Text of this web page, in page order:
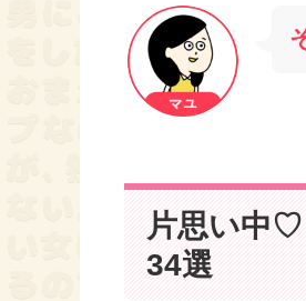
片思い中♡
34選